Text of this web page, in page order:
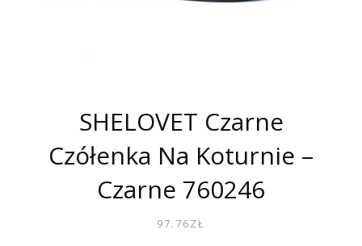
SHELOVET Czarne
Czółenka Na Koturnie –
Czarne 760246
97.76ZŁ